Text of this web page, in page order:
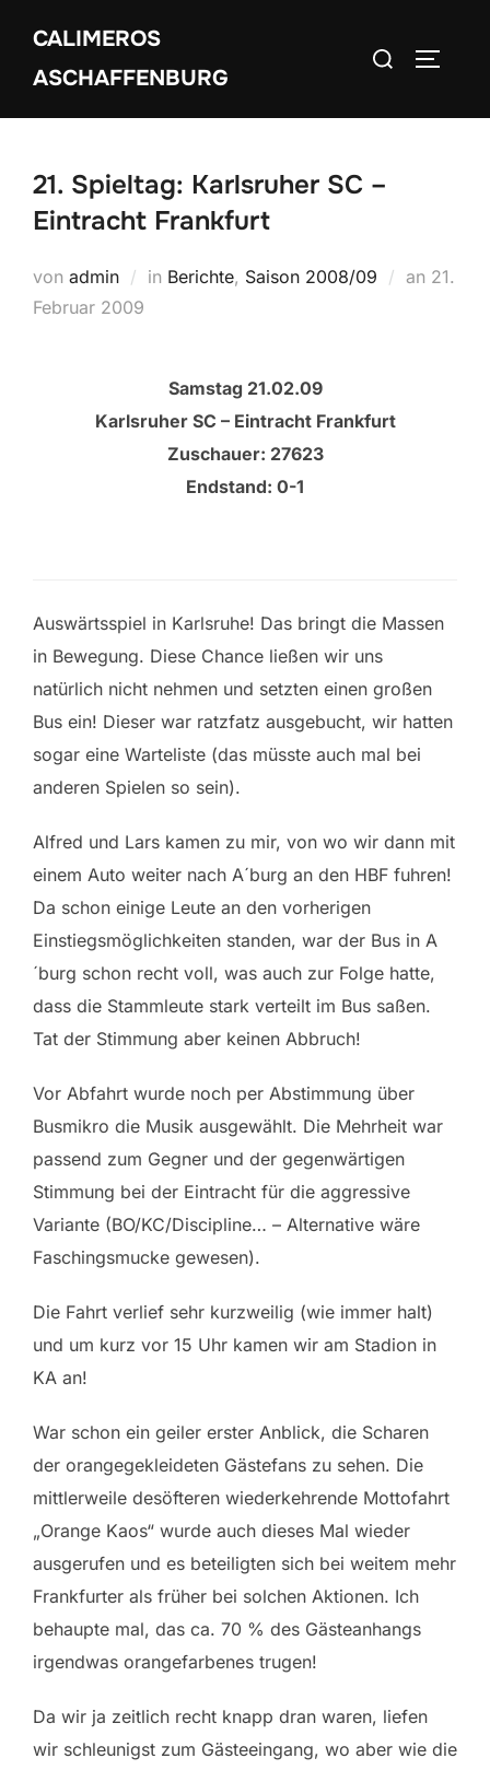
Inhalt
springen
CALIMEROS
ASCHAFFENBURG
Suchen
21. Spieltag: Karlsruher SC –
Eintracht Frankfurt
von admin in Berichte, Saison 2008/09 an 21.
Februar 2009
Samstag 21.02.09
Karlsruher SC – Eintracht Frankfurt
Zuschauer: 27623
Endstand: 0-1
Auswärtsspiel in Karlsruhe! Das bringt die Massen
in Bewegung. Diese Chance ließen wir uns
natürlich nicht nehmen und setzten einen großen
Bus ein! Dieser war ratzfatz ausgebucht, wir hatten
sogar eine Warteliste (das müsste auch mal bei
anderen Spielen so sein).
Alfred und Lars kamen zu mir, von wo wir dann mit
einem Auto weiter nach A´burg an den HBF fuhren!
Da schon einige Leute an den vorherigen
Einstiegsmöglichkeiten standen, war der Bus in A
´burg schon recht voll, was auch zur Folge hatte,
dass die Stammleute stark verteilt im Bus saßen.
Tat der Stimmung aber keinen Abbruch!
Vor Abfahrt wurde noch per Abstimmung über
Busmikro die Musik ausgewählt. Die Mehrheit war
passend zum Gegner und der gegenwärtigen
Stimmung bei der Eintracht für die aggressive
Variante (BO/KC/Discipline… – Alternative wäre
Faschingsmucke gewesen).
Die Fahrt verlief sehr kurzweilig (wie immer halt)
und um kurz vor 15 Uhr kamen wir am Stadion in
KA an!
War schon ein geiler erster Anblick, die Scharen
der orangegekleideten Gästefans zu sehen. Die
mittlerweile desöfteren wiederkehrende Mottofahrt
„Orange Kaos“ wurde auch dieses Mal wieder
ausgerufen und es beteiligten sich bei weitem mehr
Frankfurter als früher bei solchen Aktionen. Ich
behaupte mal, das ca. 70 % des Gästeanhangs
irgendwas orangefarbenes trugen!
Da wir ja zeitlich recht knapp dran waren, liefen
wir schleunigst zum Gästeeingang, wo aber wie die